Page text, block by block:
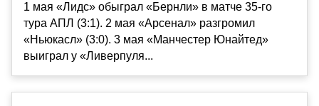
1 мая «Лидс» обыграл «Бернли» в матче 35-го
тура АПЛ (3:1). 2 мая «Арсенал» разгромил
«Ньюкасл» (3:0). 3 мая «Манчестер Юнайтед»
выиграл у «Ливерпуля...